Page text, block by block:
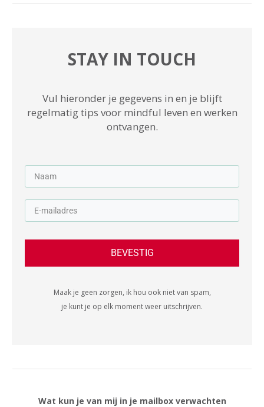
STAY IN TOUCH
Vul hieronder je gegevens in en je blijft
regelmatig tips voor mindful leven en werken
ontvangen.
BEVESTIG
Maak je geen zorgen, ik hou ook niet van spam,
je kunt je op elk moment weer uitschrijven.
Wat kun je van mij in je mailbox verwachten